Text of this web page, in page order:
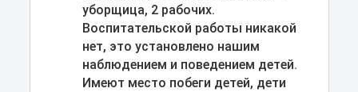
уборщица, 2 рабочих.
Воспитательской работы никакой
нет, это установлено нашим
наблюдением и поведением детей.
Имеют место побеги детей, дети